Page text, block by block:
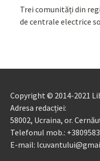
Trei comunități din
de centrale electrice
Copyright © 2014-2021
Adresa redacției:
58002, Ucraina, or.
Telefonul mob.:
E-mail: